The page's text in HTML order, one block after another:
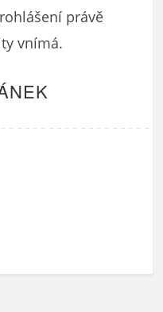
právě
vnímá.